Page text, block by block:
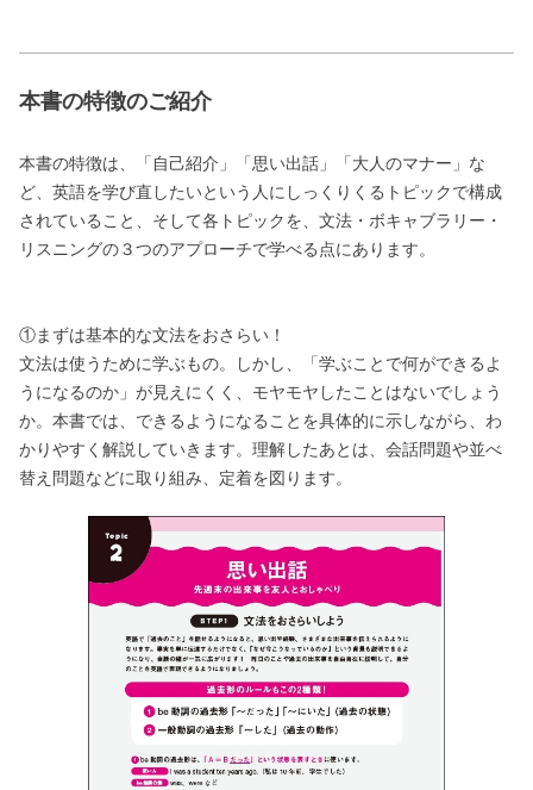
本書の特徴のご紹介
本書の特徴は、「自己紹介」「思い出話」「大人のマナー」な
ど、英語を学び直したいという人にしっくりくるトピックで構成
されていること、そして各トピックを、文法・ボキャブラリー・
リスニングの３つのアプローチで学べる点にあります。
①まずは基本的な文法をおさらい！
文法は使うために学ぶもの。しかし、「学ぶことで何ができるよ
うになるのか」が見えにくく、モヤモヤしたことはないでしょう
か。本書では、できるようになることを具体的に示しながら、わ
かりやすく解説していきます。理解したあとは、会話問題や並べ
替え問題などに取り組み、定着を図ります。